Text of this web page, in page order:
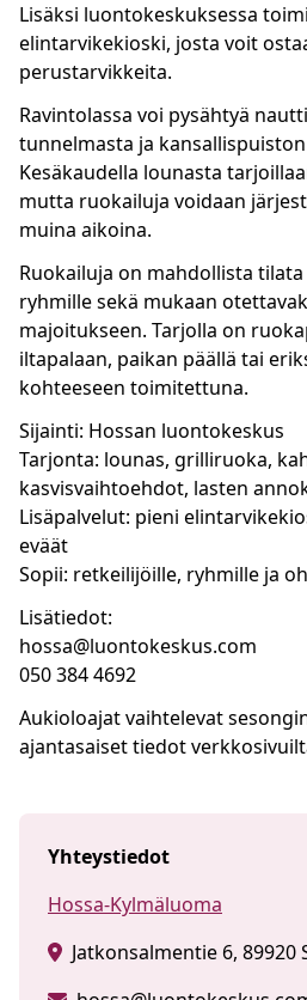
Lisäksi luontokeskuksessa
elintarvikekioski, josta voit
perustarvikkeita.
Ravintolassa voi pysähtyä
tunnelmasta ja
Kesäkaudella lounasta
mutta ruokailuja voidaan
muina aikoina.
Ruokailuja on mahdollista
ryhmille sekä mukaan
majoitukseen. Tarjolla on
iltapalaan, paikan päällä tai
kohteeseen toimitettuna.
Sijainti: Hossan luontokeskus
Tarjonta: lounas, grilliruoka,
kasvisvaihtoehdot, lasten
Lisäpalvelut: pieni
eväät
Sopii: retkeilijöille, ryhmille ja
Lisätiedot:
hossa@luontokeskus.com
050 384 4692
Aukioloajat vaihtelevat
ajantasaiset tiedot
Yhteystiedot
Hossa-Kylmäluoma
Jatkonsalmentie 6, 89920